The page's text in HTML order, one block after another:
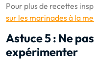
Pour plus de recettes
sur les marinades à la
Astuce 5 : Ne
expérimenter